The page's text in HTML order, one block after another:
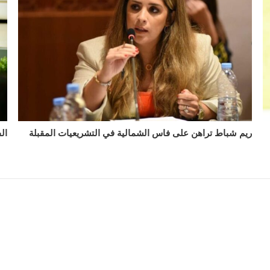
ريم شباط تراهن على فاس الشمالية في التشريعيات المقبلة